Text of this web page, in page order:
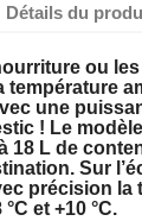
Détails du
ou
température
une
! Le
18 L de
Sur
précision la
et +10 °C.